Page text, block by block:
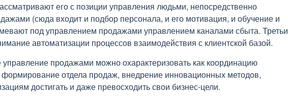
его с позиции управления людьми, непосредственно
(сюда входит и подбор персонала, и его мотивация, и обучение и
под управлением продажами управлением каналами сбыта. Третьи
автоматизации процессов взаимодействия с клиентской базой.
продажами можно охарактеризовать как координацию
отдела продаж, внедрение инновационных методов,
достигать и даже превосходить свои бизнес-цели.